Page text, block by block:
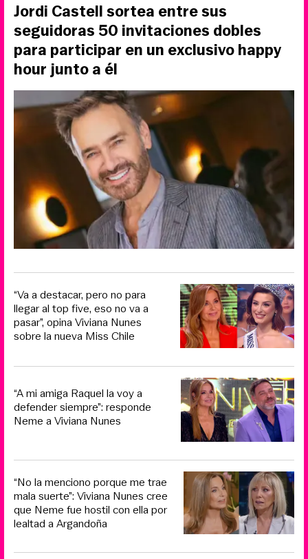
Jordi Castell sortea entre sus
seguidoras 50 invitaciones dobles
para participar en un exclusivo happy
hour junto a él
“Va a destacar, pero no para
llegar al top five, eso no va a
pasar”, opina Viviana Nunes
sobre la nueva Miss Chile
“A mi amiga Raquel la voy a
defender siempre”: responde
Neme a Viviana Nunes
“No la menciono porque me trae
mala suerte”: Viviana Nunes cree
que Neme fue hostil con ella por
lealtad a Argandoña